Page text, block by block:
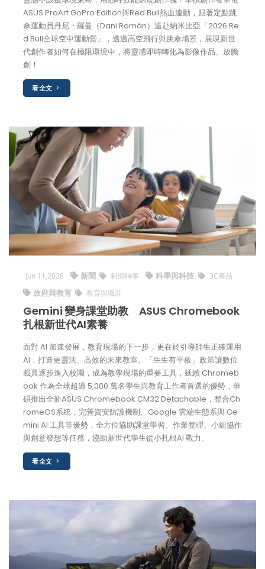
ASUS ProArt GoPro Edition與Red Bull熱血連動，跟著定點跳
傘運動員丹尼・羅曼（Dani Román）遠赴納米比亞「2026 Re
d Bull全球空中運動營」，透過高空飛行與跳傘場景，展現新世
代創作者如何在極限環境中，將靈感即時轉化為影像作品、放膽
創！
看全文
Jun 11,2026 新聞 新聞時事 科學與科技 3C產品
政府與教育 教育與職涯
Gemini 變身課堂助教 ASUS Chromebook
扎根新世代AI素養
面對 AI 加速發展，教育現場的下一步，更在於引導師生正確運用
AI，打造更靈活、高效的未來教室。「生生有平板」政策讓數位
載具逐步進入校園，成為教學現場的重要工具，延續 Chromeb
ook 作為全球超過 5,000 萬名學生與教育工作者首選的優勢，華
碩推出全新ASUS Chromebook CM32 Detachable，整合Ch
romeOS系統，完善資安防護機制、Google 雲端生態系與 Ge
mini AI 工具等優勢，全方位協助課堂學習、作業整理、小組協作
與創意發想等任務，協助新世代學生從小扎根AI 戰力。
看全文